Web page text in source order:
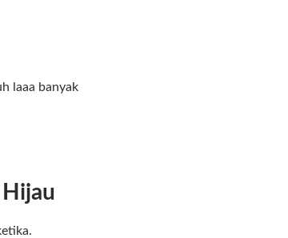
laaa banyak